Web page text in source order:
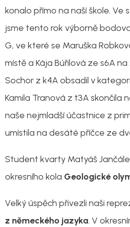
konalo přímo na naší škole. Ve
jsme tento rok výborně
G, ve které se Maruška
místě a Kája Búřilová ze s6A na
Sochor z k4A obsadil v
Kamila Tranová z t3A skončila
naše nejmladší účastnice z
umístila na desáté příčce ze
Student kvarty Matyáš
okresního kola Geologické
Velký úspěch přivezli naši
z německého jazyka. V